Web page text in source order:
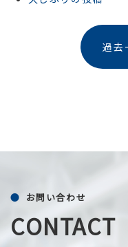
過去
CONTACT
お問い合わせ